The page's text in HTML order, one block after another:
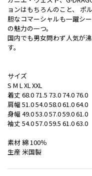
ョンはもちろんのこと、 ポ
胆なコマーシャルも一躍シ
の魅力の一つ。
国内でも男女問わず人気が
す。
サイズ
S M L XL XXL
着丈 68.0 71.5 73.0 74.0 76.0
肩幅 51.0 54.0 58.0 61.0 64.0
身幅 49.0 53.0 57.0 59.0 61.0
袖丈 54.0 57.0 59.5 61.0 63.0
素材 綿 100％
生産 米国製